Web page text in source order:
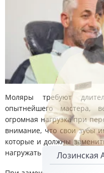
Лозинская
Моляры требуют
опытнейшего мастера,
огромная нагрузка при
внимание, что свои зубы
которые и должны
нагружать импланты сразу